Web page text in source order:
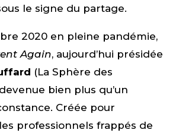
le signe du partage.
2020 en pleine pandémie,
Again, aujourd’hui présidée
(La Sphère des
bien plus qu’un
Créée pour
professionnels frappés de